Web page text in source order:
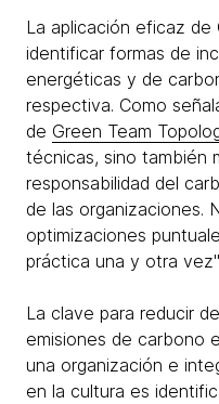
La aplicación eficaz de
identificar formas de
energéticas y de
respectiva. Como
de Green Team
técnicas, sino también
responsabilidad del
de las organizaciones.
optimizaciones
práctica una y otra
La clave para reducir
emisiones de carbono
una organización e
en la cultura es